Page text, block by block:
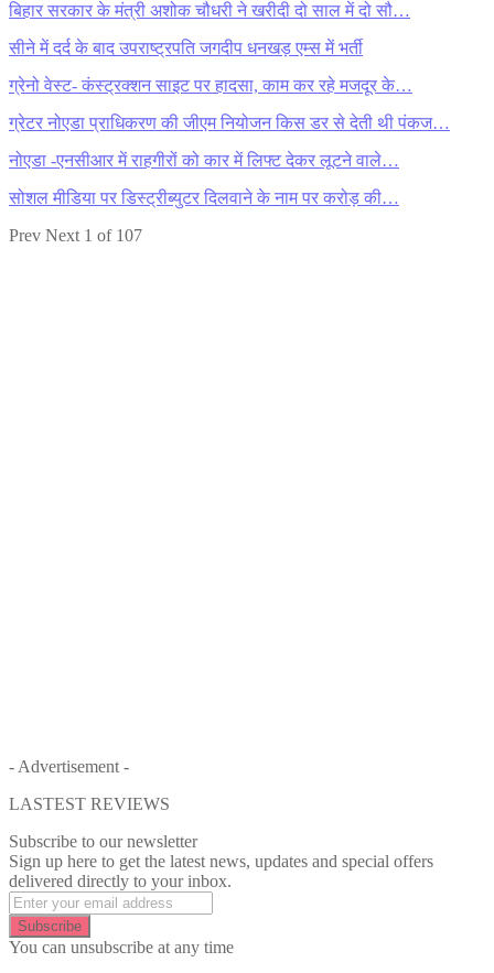
बिहार सरकार के मंत्री अशोक चौधरी ने खरीदी दो साल में दो सौ…
सीने में दर्द के बाद उपराष्ट्रपति जगदीप धनखड़ एम्स में भर्ती
ग्रेनो वेस्ट- कंस्ट्रक्शन साइट पर हादसा, काम कर रहे मजदूर के…
ग्रेटर नोएडा प्राधिकरण की जीएम नियोजन किस डर से देती थी पंकज…
नोएडा -एनसीआर में राहगीरों को कार में लिफ्ट देकर लूटने वाले…
सोशल मीडिया पर डिस्ट्रीब्युटर दिलवाने के नाम पर करोड़ की…
Prev Next 1 of 107
- Advertisement -
LASTEST REVIEWS
Subscribe to our newsletter
Sign up here to get the latest news, updates and special offers
delivered directly to your inbox.
Subscribe
You can unsubscribe at any time